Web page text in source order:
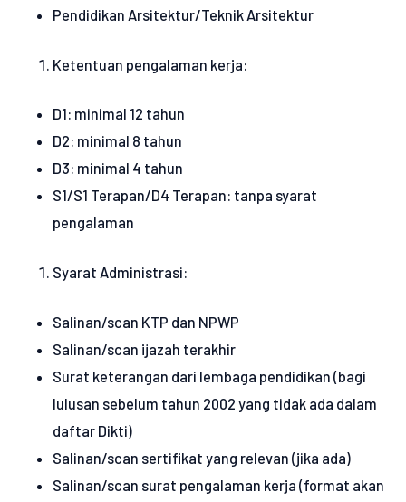
Pendidikan Arsitektur/Teknik Arsitektur
Ketentuan pengalaman kerja:
D1: minimal 12 tahun
D2: minimal 8 tahun
D3: minimal 4 tahun
S1/S1 Terapan/D4 Terapan: tanpa syarat
pengalaman
Syarat Administrasi:
Salinan/scan KTP dan NPWP
Salinan/scan ijazah terakhir
Surat keterangan dari lembaga pendidikan (bagi
lulusan sebelum tahun 2002 yang tidak ada dalam
daftar Dikti)
Salinan/scan sertifikat yang relevan (jika ada)
Salinan/scan surat pengalaman kerja (format akan